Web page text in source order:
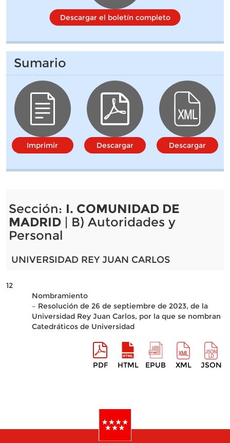
Descargar el boletín completo
Sumario
Imprimir Descargar Descargar
Sección: I. COMUNIDAD DE
MADRID| B) Autoridades y
Personal
UNIVERSIDAD REY JUAN CARLOS
12
Nombramiento
– Resolución de 26 de septiembre de 2023, de la
Universidad Rey Juan Carlos, por la que se nombran
Catedráticos de Universidad
PDF HTML EPUB XML JSON